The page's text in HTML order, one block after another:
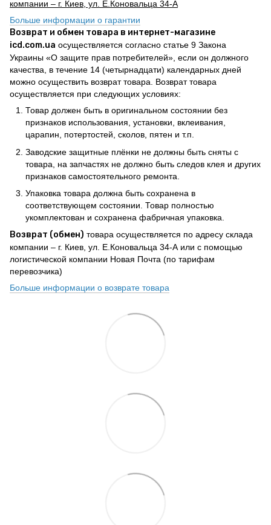
компании – г. Киев, ул. Е.Коновальца 34-А
Больше информации о гарантии
Возврат и обмен товара в интернет-магазине
icd.com.ua осуществляется согласно статье 9 Закона
Украины «О защите прав потребителей», если он должного
качества, в течение 14 (четырнадцати) календарных дней
можно осуществить возврат товара. Возврат товара
осуществляется при следующих условиях:
Товар должен быть в оригинальном состоянии без
признаков использования, установки, вклеивания,
царапин, потертостей, сколов, пятен и т.п.
Заводские защитные плёнки не должны быть сняты с
товара, на запчастях не должно быть следов клея и других
признаков самостоятельного ремонта.
Упаковка товара должна быть сохранена в
соответствующем состоянии. Товар полностью
укомплектован и сохранена фабричная упаковка.
Возврат (обмен) товара осуществляется по адресу склада
компании – г. Киев, ул. Е.Коновальца 34-А или с помощью
логистической компании Новая Почта (по тарифам
перевозчика)
Больше информации о возврате товара